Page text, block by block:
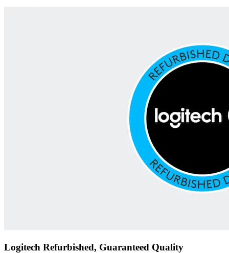
Logitech Refurbished, Guaranteed Quality